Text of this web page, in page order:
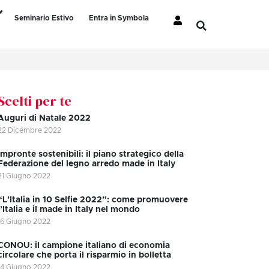
Seminario Estivo
Entra in Symbola
per te
di Natale 2022
Dicembre 2022
Impronte sostenibili: il piano strategico della
Federazione del legno arredo made in Italy
Giugno 2022
in 10 Selfie 2022”: come promuovere
l’Italia e il made in Italy nel mondo
Giugno 2022
il campione italiano di economia
che porta il risparmio in bolletta
Giugno 2022